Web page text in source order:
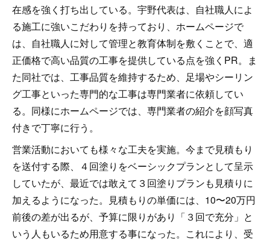
在感を強く打ち出している。宇野代表は、自社職人によ
る施工に強いこだわりを持っており、ホームページで
は、自社職人に対して管理と教育体制を敷くことで、適
正価格で高い品質の工事を提供している点を強くPR。ま
た同社では、工事品質を維持するため、足場やシーリン
グ工事といった専門的な工事は専門業者に依頼してい
る。同様にホームページでは、専門業者の紹介を顔写真
付きで丁寧に行う。
営業活動においても様々な工夫を実施。今まで見積もり
を送付する際、４回塗りをベーシックプランとして呈示
していたが、最近では敢えて３回塗りプランも見積りに
加えるようになった。見積もりの単価には、10〜20万円
前後の差が出るが、予算に限りがあり「３回で充分」と
いう人もいるため用意する事になった。これにより、受